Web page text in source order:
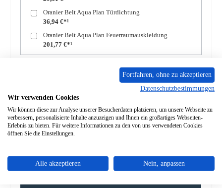
Oranier Belt Aqua Plan Türdichtung
36,94 €*¹
Oranier Belt Aqua Plan Feuerraumauskleidung
201,77 €*¹
In den Warenkorb
Zum Merkzettel hinzufügen
Frage zum Produkt
Fortfahren, ohne zu akzeptieren
Datenschutzbestimmungen
Wir verwenden Cookies
Wir können diese zur Analyse unserer Besucherdaten platzieren, um unsere Webseite zu
verbessern, personalisierte Inhalte anzuzeigen und Ihnen ein großartiges Webseiten-
Erlebnis zu bieten. Für weitere Informationen zu den von uns verwendeten Cookies
öffnen Sie die Einstellungen.
Alle akzeptieren Nein, anpassen